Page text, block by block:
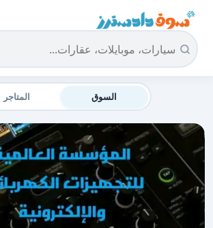
سوق دادسترز الرئيسية
السوق المتاجر